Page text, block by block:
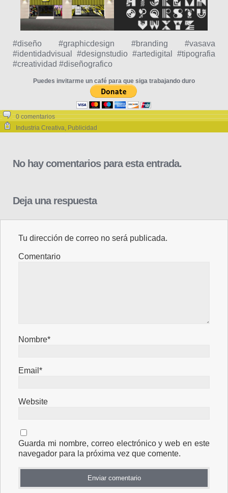
#diseño #graphicdesign #branding #vasava
#identidadvisual #designstudio #artedigital #tipografia
#creatividad #diseñografico
Puedes invitarme un café para que siga trabajando duro
0 comentarios
Industria Creativa, Publicidad
No hay comentarios para esta entrada.
Deja una respuesta
Tu dirección de correo no será publicada.
Comentario
Nombre*
Email*
Website
Guarda mi nombre, correo electrónico y web en este
navegador para la próxima vez que comente.